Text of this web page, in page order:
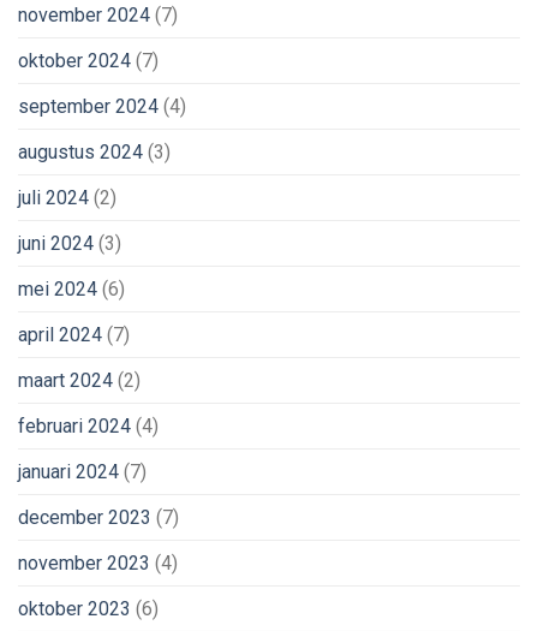
november 2024 (7)
oktober 2024 (7)
september 2024 (4)
augustus 2024 (3)
juli 2024 (2)
juni 2024 (3)
mei 2024 (6)
april 2024 (7)
maart 2024 (2)
februari 2024 (4)
januari 2024 (7)
december 2023 (7)
november 2023 (4)
oktober 2023 (6)